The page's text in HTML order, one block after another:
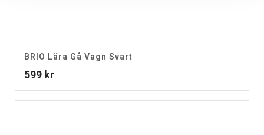
BRIO Lära Gå Vagn Svart
599 kr